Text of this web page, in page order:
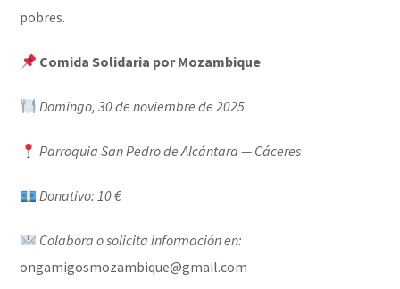
pobres.
Comida Solidaria por Mozambique
Domingo, 30 de noviembre de 2025
Parroquia San Pedro de Alcántara — Cáceres
Donativo: 10 €
Colabora o solicita información en:
ongamigosmozambique@gmail.com